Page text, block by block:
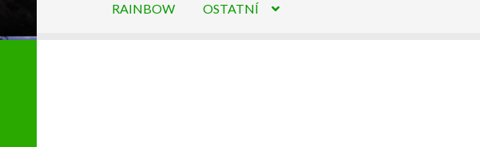
RAINBOW OSTATNÍ